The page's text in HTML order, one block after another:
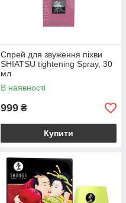
Спрей для звуження піхви
SHIATSU tightening Spray, 30
мл
В наявності
999 ₴
Купити